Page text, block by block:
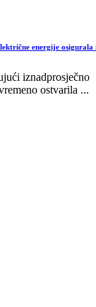
energije osigurala
iznadprosječno
ostvarila ...